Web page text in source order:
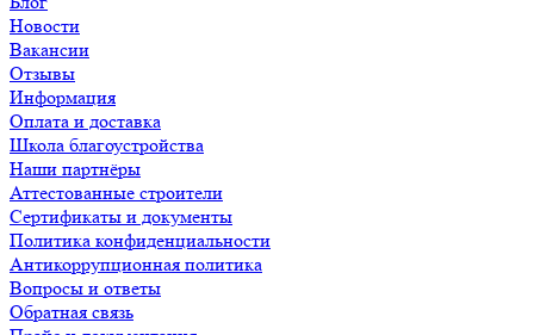
Новости
Вакансии
Отзывы
Информация
Оплата и доставка
Школа благоустройства
Наши партнёры
Аттестованные строители
Сертификаты и документы
Политика конфиденциальности
Антикоррупционная политика
Вопросы и ответы
Обратная связь